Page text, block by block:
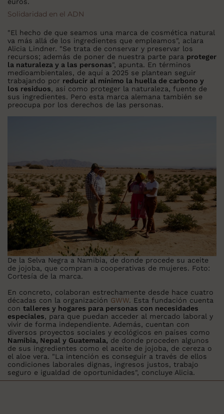
euros.
Solidaridad en el ADN
"El hecho de que seamos una marca de cosmética natural
va más allá de los ingredientes que empleamos", aclara
Alicia Lindner. "Se trata de conservar y preservar los
recursos; además de poner de nuestra parte para proteger
la naturaleza y a las personas", apunta. En términos
medioambientales, de aquí a 2025 se plantean seguir
trabajando por reducir al mínimo la huella de carbono y
los residuos, así como proteger la naturaleza, fuente de
sus ingredientes. Pero esta marca alemana también se
preocupa por los derechos de las personas.
De la Selva Negra a Namibia, de donde procede su aceite
de jojoba, que compran a cooperativas de mujeres. Foto:
Cortesía de la marca.
En concreto, colaboran estrechamente desde hace cuatro
décadas con la organización GWW. Esta fundación cuenta
con talleres y hogares para personas con necesidades
especiales, para que puedan acceder al mercado laboral y
vivir de forma independiente. Además, cuentan con
diversos proyectos sociales y ecológicos en países como
Namibia, Nepal y Guatemala, de donde proceden algunos
de sus ingredientes como el aceite de jojoba, de cereza o
el aloe vera. "La intención es conseguir a través de ellos
condiciones laborales dignas, ingresos justos, trabajo
seguro e igualdad de oportunidades", concluye Alicia.